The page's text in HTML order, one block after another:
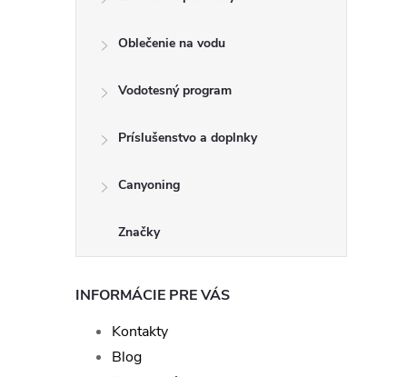
Oblečenie na vodu
Vodotesný program
Príslušenstvo a doplnky
Canyoning
Značky
INFORMÁCIE PRE VÁS
Kontakty
Blog